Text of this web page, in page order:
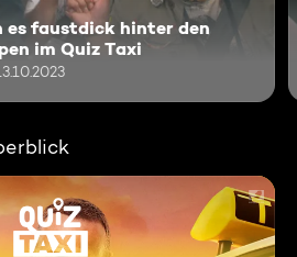
es faustdick hinter den
im Quiz Taxi